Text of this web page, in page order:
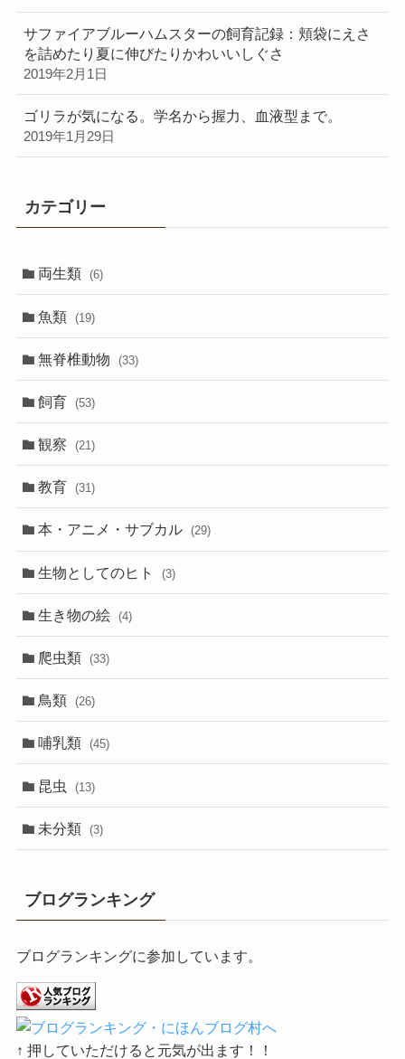
サファイアブルーハムスターの飼育記録：頬袋にえさ
を詰めたり夏に伸びたりかわいいしぐさ
2019年2月1日
ゴリラが気になる。学名から握力、血液型まで。
2019年1月29日
カテゴリー
両生類 (6)
魚類 (19)
無脊椎動物 (33)
飼育 (53)
観察 (21)
教育 (31)
本・アニメ・サブカル (29)
生物としてのヒト (3)
生き物の絵 (4)
爬虫類 (33)
鳥類 (26)
哺乳類 (45)
昆虫 (13)
未分類 (3)
ブログランキング
ブログランキングに参加しています。
↑ 押していただけると元気が出ます！！